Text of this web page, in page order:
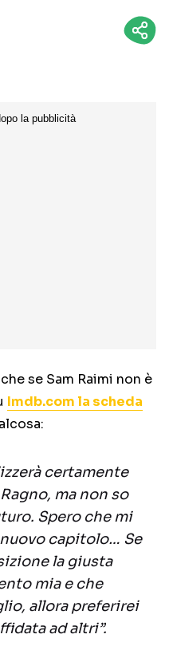
se Sam Raimi non è
Imdb.com la scheda
certamente
ma non so
Spero che mi
capitolo… Se
la giusta
mia e che
allora preferirei
ad altri”.